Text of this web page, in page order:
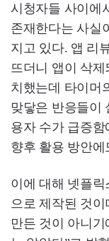
시청자들 사이에
존재한다는 사실
지고 있다. 앱 리
뜨더니 앱이 삭제
치했는데 타이머
맞닿은 반응들이
용자 수가 급증
향후 활용 방안
이에 대해 넷플
으로 제작된 것
만든 것이 아니